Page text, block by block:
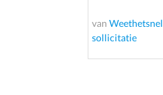
van Weethetsnel
sollicitatie